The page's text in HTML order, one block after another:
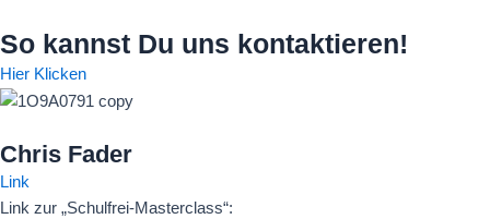
Inhalt
springen
So kannst Du uns kontaktieren!
Hier Klicken
Chris Fader
Link
Link zur „Schulfrei-Masterclass“: